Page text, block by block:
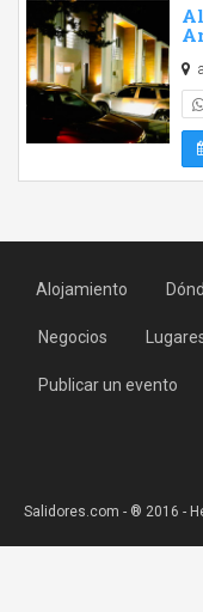
Alojamiento
Negocios
Publicar un evento
Salidores.com - ® 2016 -